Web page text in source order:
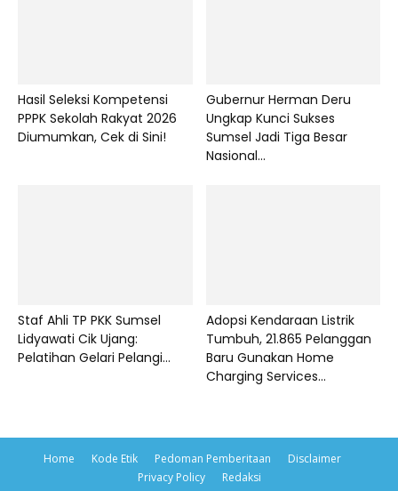
Hasil Seleksi Kompetensi
PPPK Sekolah Rakyat 2026
Diumumkan, Cek di Sini!
Gubernur Herman Deru
Ungkap Kunci Sukses
Sumsel Jadi Tiga Besar
Nasional...
Staf Ahli TP PKK Sumsel
Lidyawati Cik Ujang:
Pelatihan Gelari Pelangi...
Adopsi Kendaraan Listrik
Tumbuh, 21.865 Pelanggan
Baru Gunakan Home
Charging Services...
Home Kode Etik Pedoman Pemberitaan
Disclaimer
Privacy Policy
Redaksi